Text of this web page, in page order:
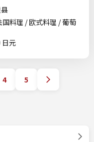
料理 / 欧式料理 / 葡萄
日元
4 5